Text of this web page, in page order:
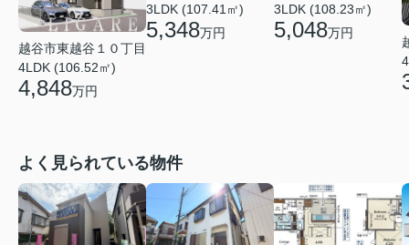
越谷市東越谷１０丁目
4LDK (106.52㎡)
4,848万円
3LDK (107.41㎡)
5,348万円
3LDK (108.23㎡)
5,048万円
よく見られている物件